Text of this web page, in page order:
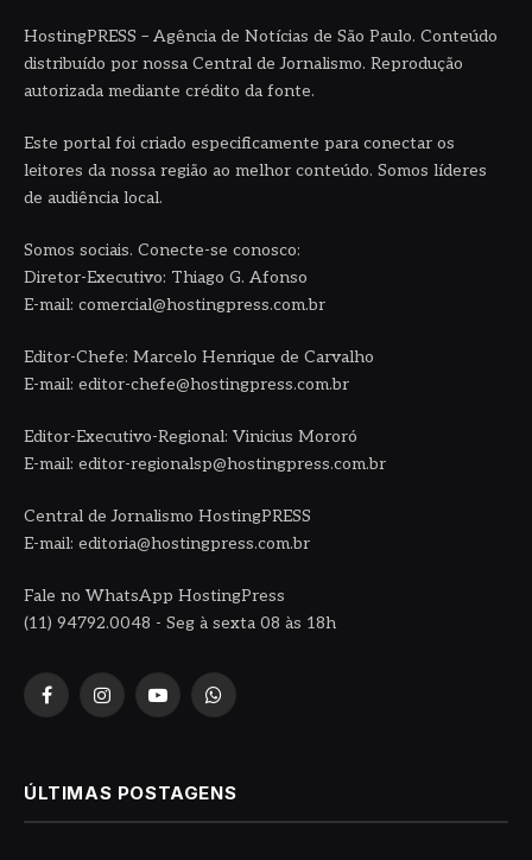
HostingPRESS – Agência de Notícias de São Paulo. Conteúdo
distribuído por nossa Central de Jornalismo. Reprodução
autorizada mediante crédito da fonte.
Este portal foi criado especificamente para conectar os
leitores da nossa região ao melhor conteúdo. Somos líderes
de audiência local.
Somos sociais. Conecte-se conosco:
Diretor-Executivo: Thiago G. Afonso
E-mail: comercial@hostingpress.com.br
Editor-Chefe: Marcelo Henrique de Carvalho
E-mail: editor-chefe@hostingpress.com.br
Editor-Executivo-Regional: Vinicius Mororó
E-mail: editor-regionalsp@hostingpress.com.br
Central de Jornalismo HostingPRESS
E-mail: editoria@hostingpress.com.br
Fale no WhatsApp HostingPress
(11) 94792.0048 - Seg à sexta 08 às 18h
FacebookInstagramYouTubeWhatsApp
ÚLTIMAS POSTAGENS